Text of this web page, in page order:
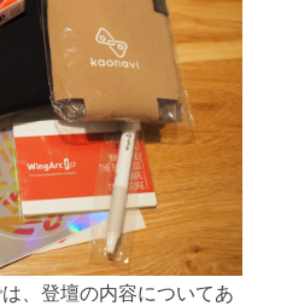
、登壇の内容についてあ